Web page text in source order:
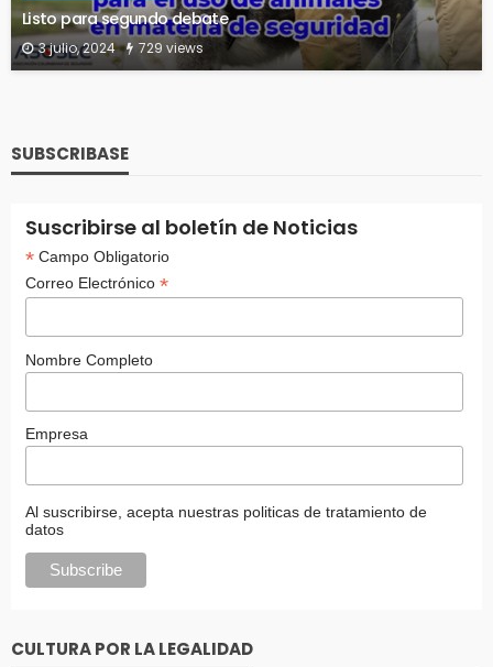
Listo para segundo debate
3 julio, 2024 729 views
SUBSCRIBASE
Suscribirse al boletín de Noticias
*Campo Obligatorio
Correo Electrónico *
Nombre Completo
Empresa
Al suscribirse, acepta nuestras politicas de tratamiento de
datos
CULTURA POR LA LEGALIDAD